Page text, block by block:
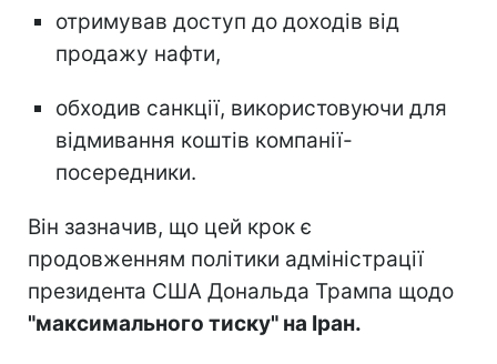
отримував доступ до доходів від
продажу нафти,
обходив санкції, використовуючи для
відмивання коштів компанії-
посередники.
Він зазначив, що цей крок є
продовженням політики адміністрації
президента США Дональда Трампа щодо
"максимального тиску" на Іран.